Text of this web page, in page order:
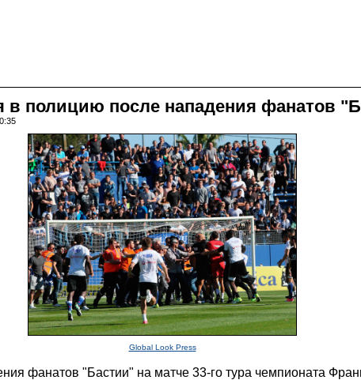
полицию после нападения фанатов
Global Look Press
фанатов "Бастии" на матче 33-го тура чемпионата